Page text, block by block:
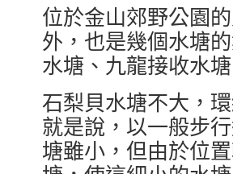
位於金山郊野公園
外，也是幾個水塘
水塘、九龍接收水
石梨貝水塘不大，
就是說，以一般步
塘雖小，但由於位